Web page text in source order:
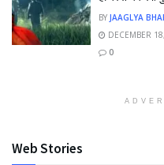
BY JAAGLYA
DECEMBER
0
Web Stories